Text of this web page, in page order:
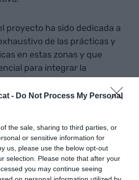
- Do Not Process My Personal
the sale, sharing to third parties, or
or sensitive information for
us, please use the below opt-out
selection. Please note that after your
you may continue seeing
proyecto ha sido dedicada a
de las prácticas y
en estas zonas y que
para integrar la
en la elaboración de
por cada territorio
visión de las diferentes áreas.
Innovación Responsable
actores sociales